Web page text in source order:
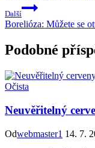
Další
Borelióza: Můžete se
Podobné
Očista
Neuvěřitelný
Odwebmaster1 14. 7.